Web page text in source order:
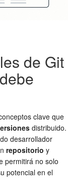
de Git
clave que
distribuido.
desarrollador
repositorio y
permitirá no solo
potencial en el